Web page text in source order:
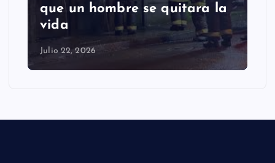
que un hombre se quitara la
vida
Julio 22, 2026